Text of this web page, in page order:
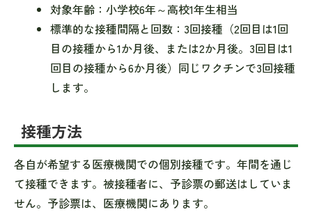
対象年齢：小学校6年～高校1年生相当
標準的な接種間隔と回数：3回接種（2回目は1回
目の接種から1か月後、または2か月後。3回目は1
回目の接種から6か月後）同じワクチンで3回接種
します。
接種方法
各自が希望する医療機関での個別接種です。年間を通じ
て接種できます。被接種者に、予診票の郵送はしていま
せん。予診票は、医療機関にあります。